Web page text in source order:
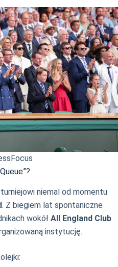
niemal od momentu
. Z biegiem lat spontaniczne
wokół All England Club
instytucję.